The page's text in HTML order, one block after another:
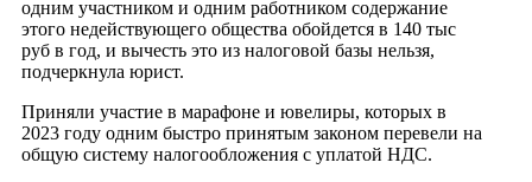
одним участником и одним работником содержание
этого недействующего общества обойдется в 140 тыс
руб в год, и вычесть это из налоговой базы нельзя,
подчеркнула юрист.
Приняли участие в марафоне и ювелиры, которых в
2023 году одним быстро принятым законом перевели на
общую систему налогообложения с уплатой НДС.